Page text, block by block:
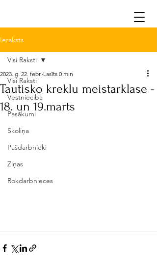
Ieraksts
Visi Raksti
Vēstniecība
Pasākumi
Skoliņa
Pašdarbnieki
Ziņas
Rokdarbnieces
Visi Raksti
Tautisko kreklu meistarklase -
18. un 19.marts
2023. g. 22. febr. Lasīts 0 min